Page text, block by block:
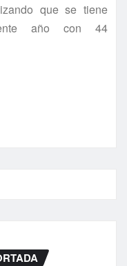
que se tiene
año con 44